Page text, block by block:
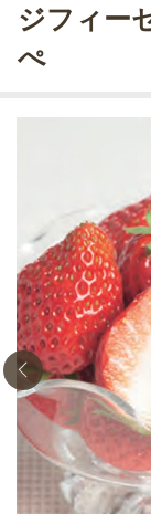
ジフィー
ぺ